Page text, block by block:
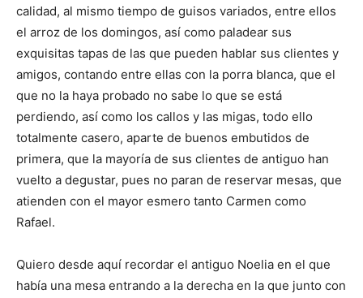
calidad, al mismo tiempo de guisos variados, entre ellos
el arroz de los domingos, así como paladear sus
exquisitas tapas de las que pueden hablar sus clientes y
amigos, contando entre ellas con la porra blanca, que el
que no la haya probado no sabe lo que se está
perdiendo, así como los callos y las migas, todo ello
totalmente casero, aparte de buenos embutidos de
primera, que la mayoría de sus clientes de antiguo han
vuelto a degustar, pues no paran de reservar mesas, que
atienden con el mayor esmero tanto Carmen como
Rafael.
Quiero desde aquí recordar el antiguo Noelia en el que
había una mesa entrando a la derecha en la que junto con